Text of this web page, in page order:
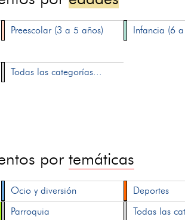
Preescolar (3 a 5 años) Infancia (6
Todas las categorías...
portemáticas
Ocio y diversión Deportes
Parroquia Todas las